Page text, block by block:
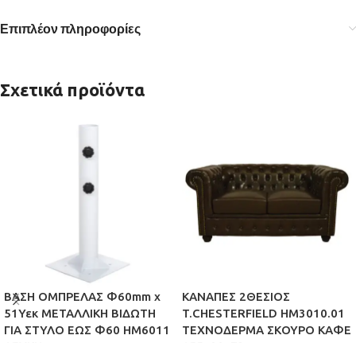
Επιπλέον πληροφορίες
Σχετικά προϊόντα
ΒΑΣΗ ΟΜΠΡΕΛΑΣ Φ60mm x
51Υεκ ΜΕΤΑΛΛΙΚΗ ΒΙΔΩΤΗ
ΓΙΑ ΣΤΥΛΟ ΕΩΣ Φ60 HM6011
ΚΑΝΑΠΕΣ 2ΘΕΣΙΟΣ
T.CHESTERFIELD HM3010.01
ΤΕΧΝΟΔΕΡΜΑ ΣΚΟΥΡΟ ΚΑΦΕ